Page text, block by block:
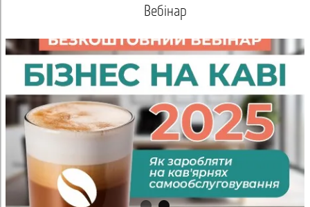
Вебінар